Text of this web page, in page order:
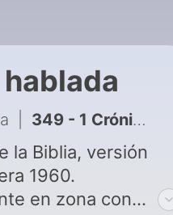
349 - 1 Crónicas 14
la Biblia, versión
1960.
en zona con